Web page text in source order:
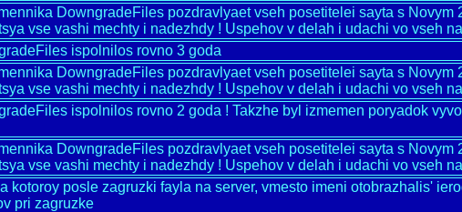
DowngradeFiles pozdravlyaet vseh posetitelei sayta s Novym
vse vashi mechty i nadezhdy ! Uspehov v delah i udachi vo vseh
ispolnilos rovno 3 goda
DowngradeFiles pozdravlyaet vseh posetitelei sayta s Novym
vse vashi mechty i nadezhdy ! Uspehov v delah i udachi vo vseh
ispolnilos rovno 2 goda ! Takzhe byl izmemen poryadok
DowngradeFiles pozdravlyaet vseh posetitelei sayta s Novym
vse vashi mechty i nadezhdy ! Uspehov v delah i udachi vo vseh
kotoroy posle zagruzki fayla na server, vmesto imeni otobrazhalis'
pri zagruzke